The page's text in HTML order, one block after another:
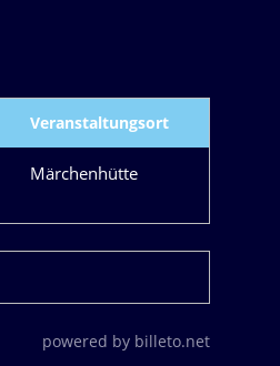
Veranstaltungsort
Märchenhütte
powered by billeto.net